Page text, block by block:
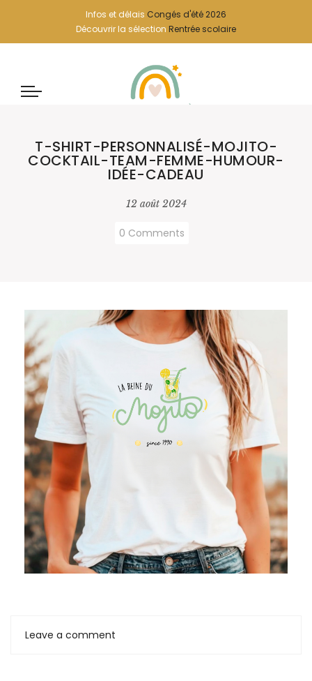
Infos et délais Congés d'été 2026
Découvrir la sélection Rentrée scolaire
T-SHIRT-PERSONNALISÉ-MOJITO-
COCKTAIL-TEAM-FEMME-HUMOUR-
IDÉE-CADEAU
12 août 2024
0 Comments
Leave a comment